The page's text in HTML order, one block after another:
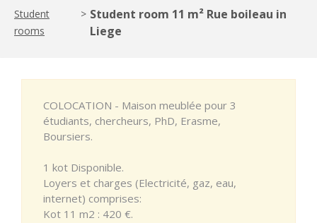
Student
rooms
> Student room 11 m² Rue boileau in
Liege
COLOCATION - Maison meublée pour 3
étudiants, chercheurs, PhD, Erasme,
Boursiers.
1 kot Disponible.
Loyers et charges (Electricité, gaz, eau,
internet) comprises:
Kot 11 m2 : 420 €.